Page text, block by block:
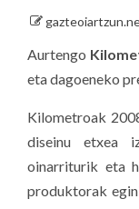
Aurtengo
eta dagoeneko
Kilometroak
diseinu etxea
oinarriturik eta
produktorak